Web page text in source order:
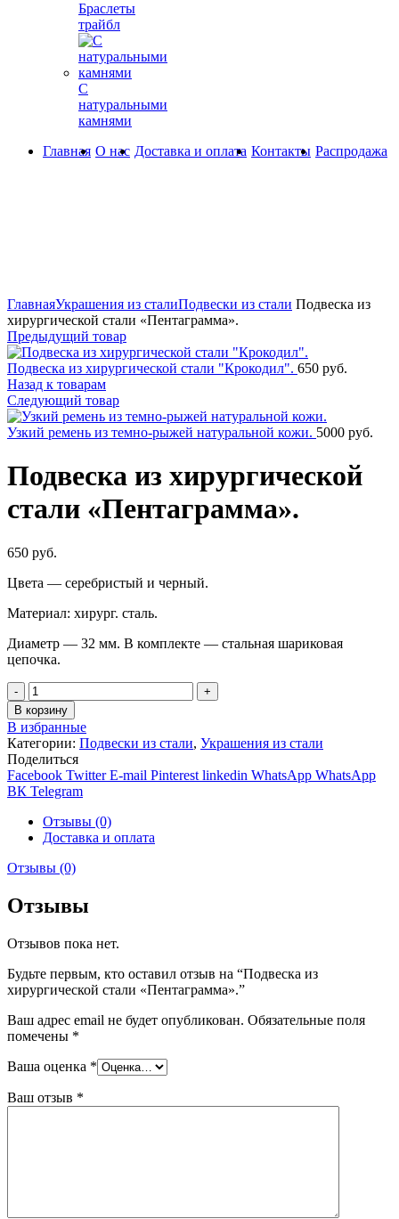
Браслеты
трайбл
С
натуральными
камнями
Главная О нас Доставка и оплата Контакты Распродажа
ГлавнаяУкрашения из сталиПодвески из стали Подвеска из
хирургической стали «Пентаграмма».
Предыдущий товар
Подвеска из хирургической стали "Крокодил". 650 руб.
Назад к товарам
Следующий товар
Узкий ремень из темно-рыжей натуральной кожи. 5000 руб.
Подвеска из хирургической
стали «Пентаграмма».
650 руб.
Цвета — серебристый и черный.
Материал: хирург. сталь.
Диаметр — 32 мм. В комплекте — стальная шариковая
цепочка.
Количество
В корзину
В избранные
Категории: Подвески из стали, Украшения из стали
Поделиться
Facebook Twitter E-mail Pinterest linkedin WhatsApp WhatsApp
ВК Telegram
Отзывы (0)
Доставка и оплата
Отзывы (0)
Отзывы
Отзывов пока нет.
Будьте первым, кто оставил отзыв на “Подвеска из
хирургической стали «Пентаграмма».”
Ваш адрес email не будет опубликован. Обязательные поля
помечены *
Ваша оценка *
Ваш отзыв *